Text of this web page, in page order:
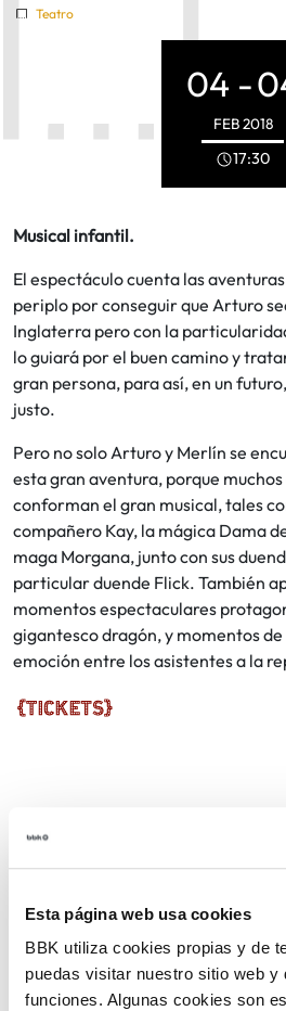
Esta página web usa cookies
BBK utiliza cookies propias y de
puedas visitar nuestro sitio web y
funciones. Algunas cookies son
Teatro
04 -
FEB2018
17:30
Musical infantil.
El espectáculo cuenta las
periplo por conseguir que Arturo
Inglaterra pero con la
lo guiará por el buen camino y
gran persona, para así, en un
justo.
Pero no solo Arturo y Merlín se
esta gran aventura, porque
conforman el gran musical, tales
compañero Kay, la mágica Dama
maga Morgana, junto con sus
particular duende Flick. También
momentos espectaculares
gigantesco dragón, y momentos
emoción entre los asistentes a la
Deskontua: